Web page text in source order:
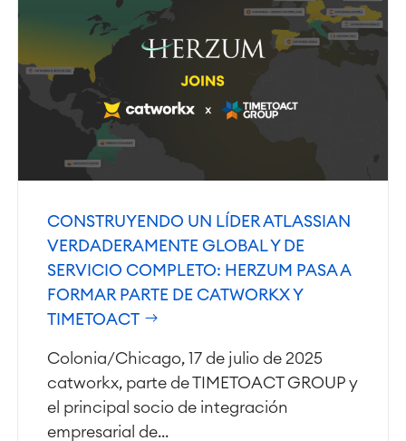
CONSTRUYENDO UN LÍDER ATLASSIAN
VERDADERAMENTE GLOBAL Y DE
SERVICIO COMPLETO: HERZUM PASA A
FORMAR PARTE DE CATWORKX Y
TIMETOACT
Colonia/Chicago, 17 de julio de 2025
catworkx, parte de TIMETOACT GROUP y
el principal socio de integración
empresarial de...